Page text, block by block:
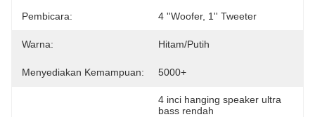
Pembicara: 4 ''woofer, 1'' Tweeter
Warna: Hitam/Putih
Menyediakan Kemampuan: 5000+
4 inci hanging speaker ultra
bass rendah